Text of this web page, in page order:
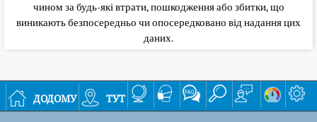
чином за будь-які втрати, пошкодження або збитки, що
виникають безпосередньо чи опосередковано від надання цих
даних.
додому тут